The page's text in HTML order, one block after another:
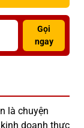
Gọi
ngay
là chuyện
doanh thực